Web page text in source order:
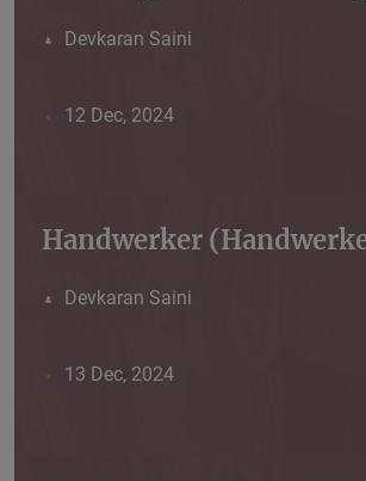
Devkaran Saini
12 Dec, 2024
Handwerker
Devkaran Saini
13 Dec, 2024